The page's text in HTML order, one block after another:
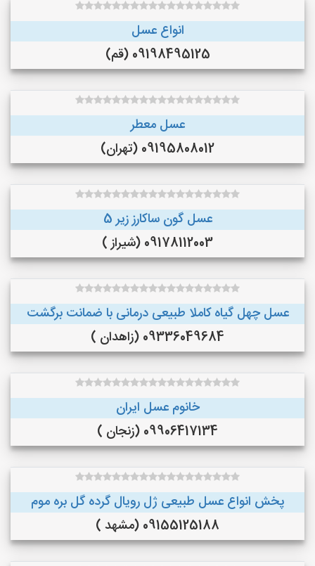
انواع عسل
09198495125 (قم)
عسل معطر
09195808012 (تهران)
عسل گون ساکارز زیر 5
09178112003 (شیراز )
عسل چهل گیاه کاملا طبیعی درمانی با ضمانت برگشت
09336049684 (زاهدان )
خانوم عسل ایران
09906417134 (زنجان )
پخش انواع عسل طبیعی ژل رویال گرده گل بره موم
09155125188 (مشهد )